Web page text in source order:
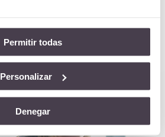
Permitir todas
Personalizar
Denegar